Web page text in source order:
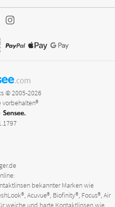
.com
© 2005-2026
vorbehalten®
bekannter Marken wie
Acuvue®, Biofinity®, Focus®, Air
weiche und harte Kontaktlinsen wie